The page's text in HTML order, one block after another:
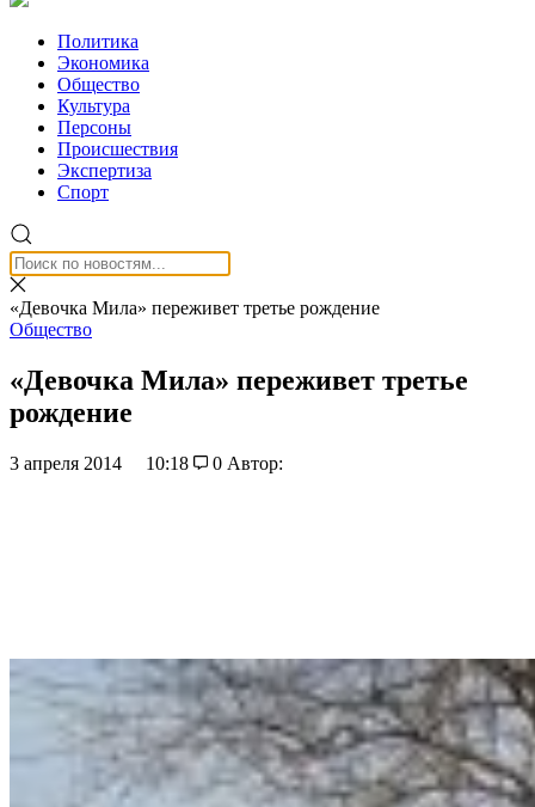
Политика
Экономика
Общество
Культура
Персоны
Происшествия
Экспертиза
Спорт
«Девочка Мила» переживет третье рождение
Общество
«Девочка Мила» переживет третье
рождение
3 апреля 2014 10:18 0 Автор: